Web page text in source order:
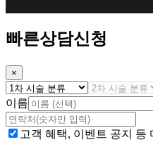
빠른상담신청
×
이름
고객 혜택, 이벤트 공지 등